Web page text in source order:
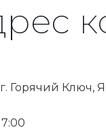
г. Горячий Ключ,